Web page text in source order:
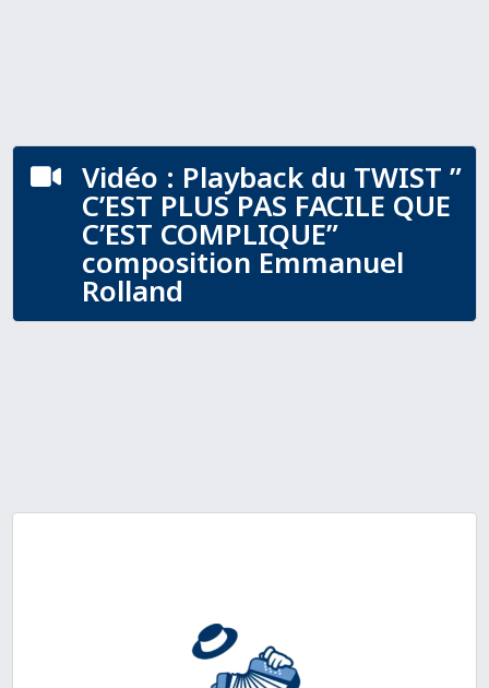
 Vidéo : Playback du TWIST ”
C’EST PLUS PAS FACILE QUE
C’EST COMPLIQUE”
composition Emmanuel
Rolland